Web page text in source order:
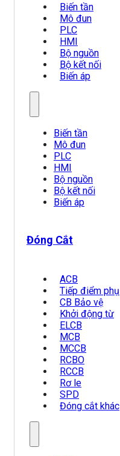
Biến tần
Mô đun
PLC
HMI
Bộ nguồn
Bộ kết nối
Biến áp
Biến tần
Mô đun
PLC
HMI
Bộ nguồn
Bộ kết nối
Biến áp
Đóng Cắt
ACB
Tiếp điểm phụ
CB Bảo vệ
Khởi động từ
ELCB
MCB
MCCB
RCBO
RCCB
Rơ le
SPD
Đóng cắt khác